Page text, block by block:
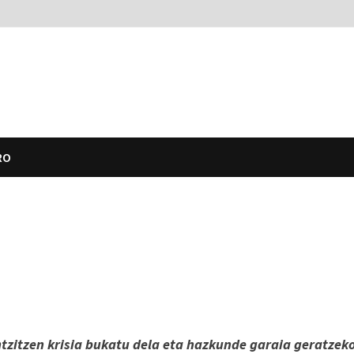
krisia bukatu dela eta hazkunde garaia